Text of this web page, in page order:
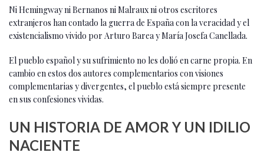
Ni Hemingway ni Bernanos ni Malraux ni otros escritores
extranjeros han contado la guerra de España con la veracidad y el
existencialismo vivido por Arturo Barea y María Josefa Canellada.
El pueblo español y su sufrimiento no les dolió en carne propia. En
cambio en estos dos autores complementarios con visiones
complementarias y divergentes, el pueblo está siempre presente
en sus confesiones vividas.
UN HISTORIA DE AMOR Y UN IDILIO
NACIENTE